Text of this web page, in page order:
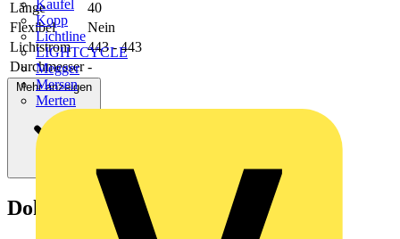
Kaufel
Kopp
Lichtline
LIGHTCYCLE
Megger
Mersen
Merten
Länge
40
Flexibel
Nein
Lichtstrom
443 - 443
Durchmesser -
Mehr anzeigen
Dokumente